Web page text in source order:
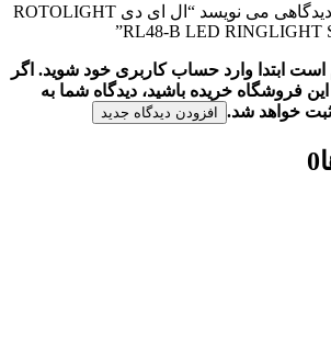
اولین کسی باشید که دیدگاهی می نویسد “ال ای دی ROTOLIGHT
RL48-B LED RINGLIGHT
است ابتدا وارد حساب کاربری خود شوید. اگر
فروشگاه خریده باشید، دیدگاه شما به
خواهد شد.
افزودن دیدگاه جدید
0